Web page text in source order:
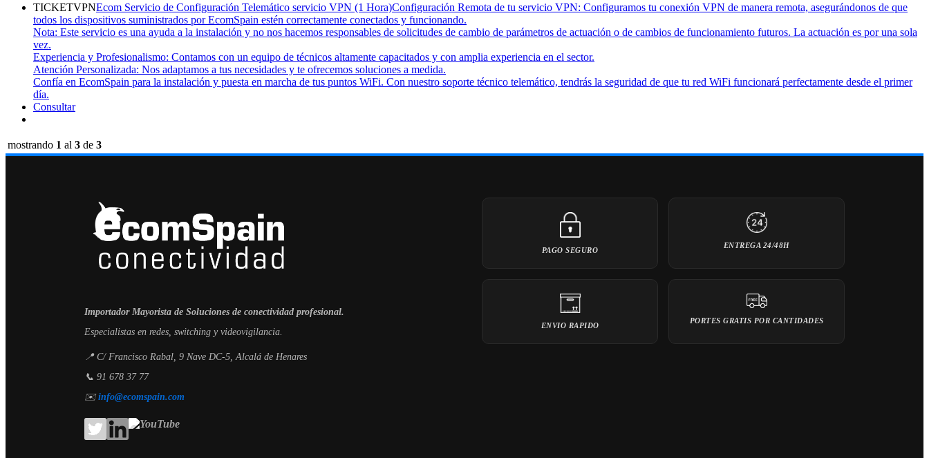
TICKETVPNEcom Servicio de Configuración Telemático servicio VPN (1 Hora)Configuración Remota de tu servicio VPN: Configuramos tu conexión VPN de manera remota, asegurándonos de que
todos los dispositivos suministrados por EcomSpain estén correctamente conectados y funcionando.
Nota: Este servicio es una ayuda a la instalación y no nos hacemos responsables de solicitudes de cambio de parámetros de actuación o de cambios de funcionamiento futuros. La actuación es por una sola
vez.
Experiencia y Profesionalismo: Contamos con un equipo de técnicos altamente capacitados y con amplia experiencia en el sector.
Atención Personalizada: Nos adaptamos a tus necesidades y te ofrecemos soluciones a medida.
Confía en EcomSpain para la instalación y puesta en marcha de tus puntos WiFi. Con nuestro soporte técnico telemático, tendrás la seguridad de que tu red WiFi funcionará perfectamente desde el primer
día.
Consultar
mostrando 1 al 3 de 3
Importador Mayorista de Soluciones de conectividad profesional.
Especialistas en redes, switching y videovigilancia.
📍 C/ Francisco Rabal, 9 Nave DC-5, Alcalá de Henares
📞 91 678 37 77
✉️info@ecomspain.com
PAGO SEGURO
ENTREGA 24/48H
ENVIO RAPIDO
PORTES GRATIS POR CANTIDADES